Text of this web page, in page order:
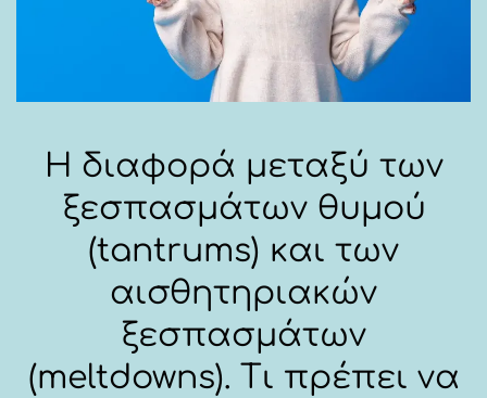
Η διαφορά μεταξύ των
ξεσπασμάτων θυμού
(tantrums) και των
αισθητηριακών
ξεσπασμάτων
(meltdowns). Τι πρέπει να